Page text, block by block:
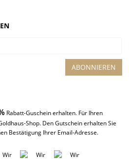
ABONNIEREN
Rabatt-Guschein erhalten. Für Ihren
Shop. Den Gutschein erhalten Sie
Bestätigung Ihrer Email-Adresse.